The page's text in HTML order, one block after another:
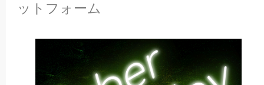
ットフォーム